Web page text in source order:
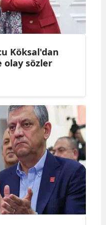
Köksal'dan
olay sözler